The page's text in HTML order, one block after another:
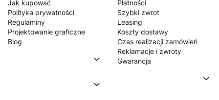
Jak kupować
Polityka prywatności
Regulaminy
Projektowanie graficzne
Blog
Płatności
Szybki zwrot
Leasing
Koszty dostawy
Czas realizacji zamówień
Reklamacje i zwroty
Gwarancja